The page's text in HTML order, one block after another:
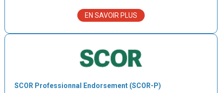
EN SAVOIR PLUS
SCOR Professionnal Endorsement (SCOR-P)